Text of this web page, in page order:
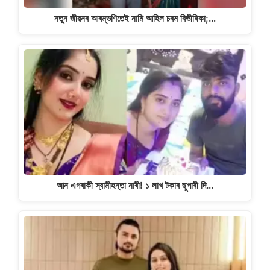
নতুন জীৱনৰ আৰম্ভণিতেই নামি আহিল চৰম বিভীষিকা;…
আন এগৰাকী স্বামীহন্তা নাৰী! ১ লাখ টকাৰ ছুপাৰী দি…